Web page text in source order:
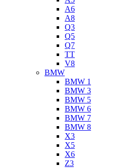
A6
A8
Q3
Q5
Q7
TT
V8
BMW
BMW 1
BMW 3
BMW 5
BMW 6
BMW 7
BMW 8
X3
X5
X6
Z3